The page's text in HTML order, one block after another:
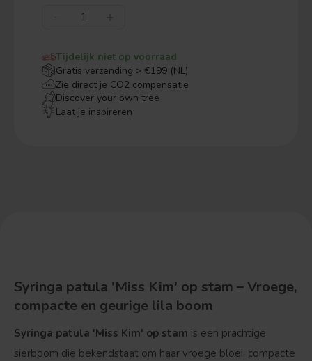
Tijdelijk niet op voorraad
Gratis verzending > €199 (NL)
Zie direct je CO2 compensatie
Discover your own tree
Laat je inspireren
Syringa patula 'Miss Kim' op stam – Vroege,
compacte en geurige lila boom
Syringa patula 'Miss Kim' op stam is een prachtige
sierboom die bekendstaat om haar vroege bloei, compacte